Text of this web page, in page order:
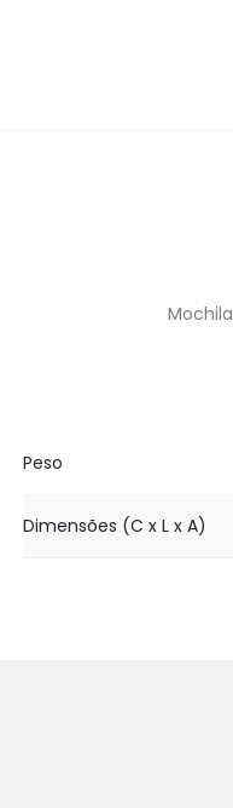
Peso
Dimensões (C x L x A)